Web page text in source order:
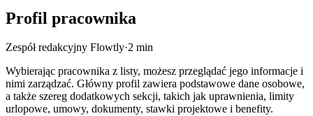
Profil pracownika
Zespół redakcyjny Flowtly·2 min
Wybierając pracownika z listy, możesz przeglądać jego informacje i
nimi zarządzać. Główny profil zawiera podstawowe dane osobowe,
a także szereg dodatkowych sekcji, takich jak uprawnienia, limity
urlopowe, umowy, dokumenty, stawki projektowe i benefity.